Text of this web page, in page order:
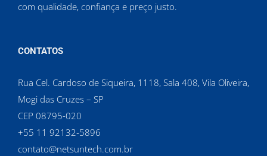
com qualidade, confiança e preço justo.
CONTATOS
Rua Cel. Cardoso de Siqueira, 1118, Sala 408, Vila Oliveira,
Mogi das Cruzes – SP
CEP 08795-020
‪+55 11 92132‑5896‬
contato@netsuntech.com.br